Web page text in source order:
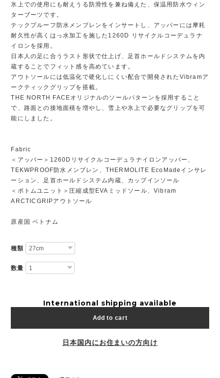
氷上での使用にも耐えうる防滑性を兼ね備えた、保温用防水ウィン
ターブーツです。
テックプルーフ防水メンブレンをインサートし、アッパーには摩耗
耐久性が高くはっ水加工を施した1260D リサイクルコーデュラナ
イロンを採用。
日本人の足に合うラスト形状で仕上げ、足首ホールドシステムを内
蔵することでフィット感を高めています。
アウトソールには低温化で硬化しにくい配合で開発されたVibramア
ークティックグリップを搭載。
THE NORTH FACEオリジナルのソールパターンを採用すること
で、路面との接地面積を増やし、雪上や氷上で必要なグリップを可
能にしました。
Fabric
＜アッパー＞1260Dリサイクルコーデュラナイロンアッパー、
TEKWPROOF防水メンブレン、THERMOLITE EcoMadeインサレ
ーション、足首ホールドシステム内蔵、カップインソール
＜ボトムユニット＞圧縮成型EVAミッドソール、Vibram
ARCTICGRIPアウトソール
原産国 ベトナム
種類
数量
International shipping available
Add to cart
日本国内にお住まいの方向け